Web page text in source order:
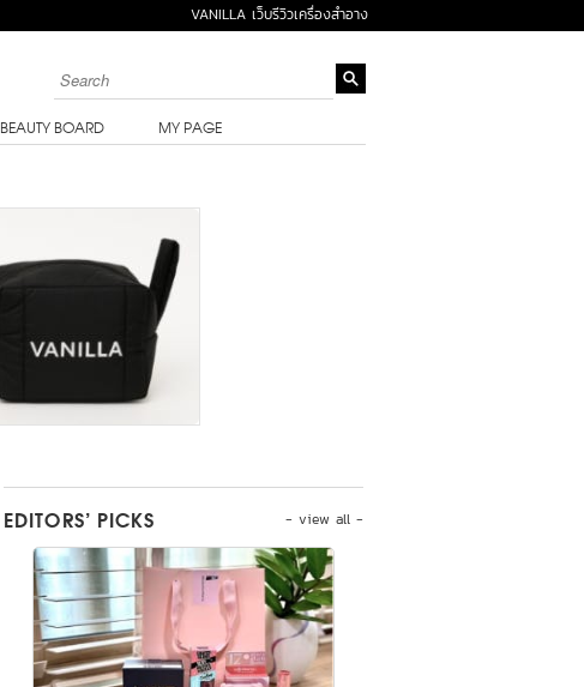
VANILLA เว็บรีวิวเครื่องสำอาง
BEAUTY BOARD MY PAGE
- view all -
EDITORS’ PICKS